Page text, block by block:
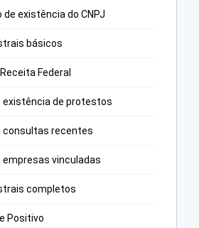
existência do CNPJ
básicos
Federal
existência de protestos
consultas recentes
empresas vinculadas
completos
Positivo